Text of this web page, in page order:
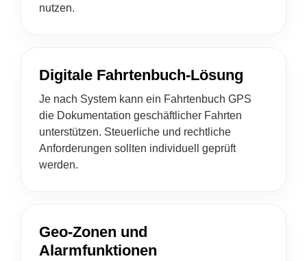
nutzen.
Digitale Fahrtenbuch-Lösung
Je nach System kann ein Fahrtenbuch GPS
die Dokumentation geschäftlicher Fahrten
unterstützen. Steuerliche und rechtliche
Anforderungen sollten individuell geprüft
werden.
Geo-Zonen und
Alarmfunktionen